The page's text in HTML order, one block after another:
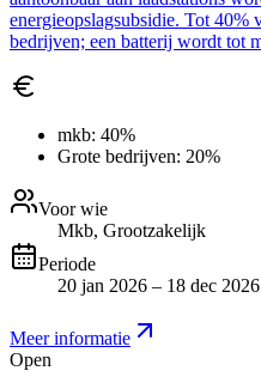
energieopslagsubsidie. Tot
bedrijven; een batterij wordt tot
mkb: 40%
Grote bedrijven: 20%
Voor wie
Mkb, Grootzakelijk
Periode
20 jan 2026 – 18 dec 2026
Meer informatie
Open